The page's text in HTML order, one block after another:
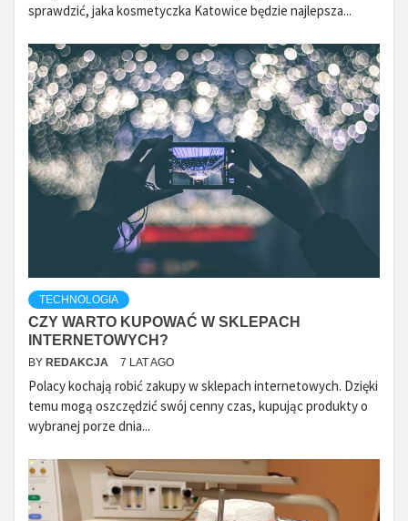
sprawdzić, jaka kosmetyczka Katowice będzie najlepsza...
TECHNOLOGIA
CZY WARTO KUPOWAĆ W SKLEPACH
INTERNETOWYCH?
BY REDAKCJA 7 LAT AGO
Polacy kochają robić zakupy w sklepach internetowych. Dzięki
temu mogą oszczędzić swój cenny czas, kupując produkty o
wybranej porze dnia...